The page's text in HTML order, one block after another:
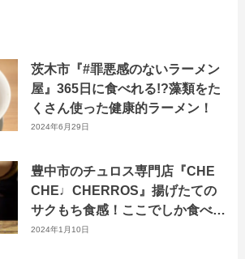
茨木市『#罪悪感のないラーメン
屋』365日に食べれる!?藻類をた
くさん使った健康的ラーメン！
2024年6月29日
豊中市のチュロス専門店『CHE
CHE♩CHERROS』揚げたての
サクもち食感！ここでしか食べら
れない美味しいチュロス
2024年1月10日